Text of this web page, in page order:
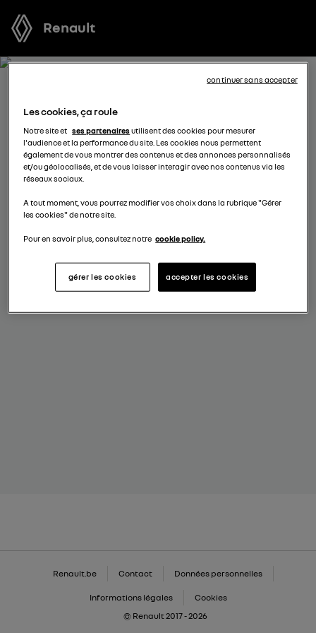
Renault
RECEVEZ GRATUITEMENT
VOTRE OFFRE POUR KANGOO
VAN
proposer l’offre la plus avantageuse, des solutions de
conseiller dans votre projet d’achat.
complétez vos coordonnées
Renault.be Contact Données personnelles
Informations légales
Cookies
© Renault 2017 - 2026
Les cookies, ça roule
Notre site et ses partenairesutilisent des cookies pour mesurer
l'audience et la performance du site. Les cookies nous permettent
également de vous montrer des contenus et des annonces personnalisés
et/ou géolocalisés, et de vous laisser interagir avec nos contenus via les
réseaux sociaux.
A tout moment, vous pourrez modifier vos choix dans la rubrique "Gérer
les cookies" de notre site.
Pour en savoir plus, consultez notre cookie policy.
accepter les cookies
gérer les cookies
continuer sans accepter